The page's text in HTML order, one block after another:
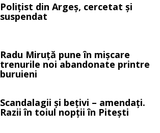
Polițist din Argeș, cercetat și
suspendat
Radu Miruță pune în mișcare
trenurile noi abandonate printre
buruieni
Scandalagii și bețivi – amendați.
Razii în toiul nopții în Pitești